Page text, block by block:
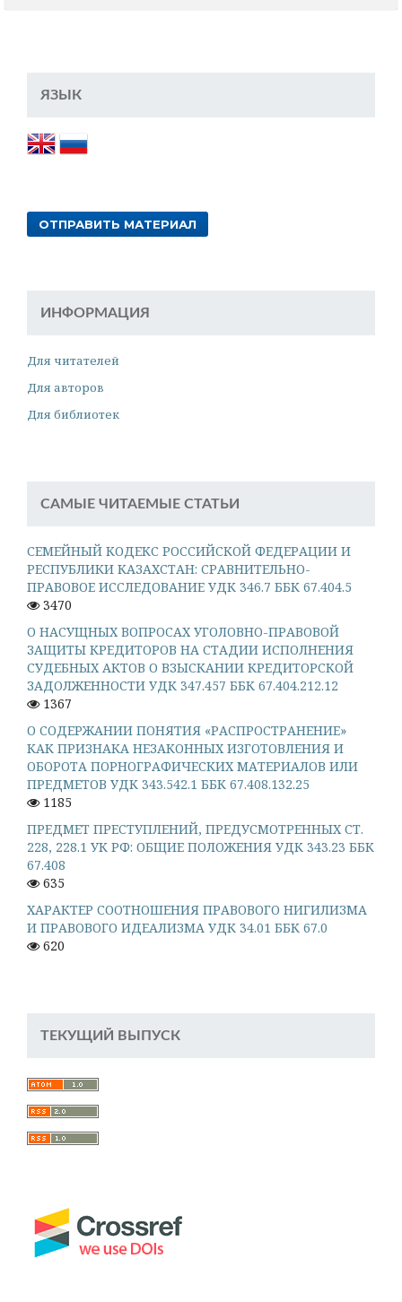
ЯЗЫК
ОТПРАВИТЬ МАТЕРИАЛ
ИНФОРМАЦИЯ
Для читателей
Для авторов
Для библиотек
САМЫЕ ЧИТАЕМЫЕ СТАТЬИ
СЕМЕЙНЫЙ КОДЕКС РОССИЙСКОЙ ФЕДЕРАЦИИ И
РЕСПУБЛИКИ КАЗАХСТАН: СРАВНИТЕЛЬНО-
ПРАВОВОЕ ИССЛЕДОВАНИЕ УДК 346.7 ББК 67.404.5
3470
О НАСУЩНЫХ ВОПРОСАХ УГОЛОВНО-ПРАВОВОЙ
ЗАЩИТЫ КРЕДИТОРОВ НА СТАДИИ ИСПОЛНЕНИЯ
СУДЕБНЫХ АКТОВ О ВЗЫСКАНИИ КРЕДИТОРСКОЙ
ЗАДОЛЖЕННОСТИ УДК 347.457 ББК 67.404.212.12
1367
О СОДЕРЖАНИИ ПОНЯТИЯ «РАСПРОСТРАНЕНИЕ»
КАК ПРИЗНАКА НЕЗАКОННЫХ ИЗГОТОВЛЕНИЯ И
ОБОРОТА ПОРНОГРАФИЧЕСКИХ МАТЕРИАЛОВ ИЛИ
ПРЕДМЕТОВ УДК 343.542.1 ББК 67.408.132.25
1185
ПРЕДМЕТ ПРЕСТУПЛЕНИЙ, ПРЕДУСМОТРЕННЫХ СТ.
228, 228.1 УК РФ: ОБЩИЕ ПОЛОЖЕНИЯ УДК 343.23 ББК
67.408
635
ХАРАКТЕР СООТНОШЕНИЯ ПРАВОВОГО НИГИЛИЗМА
И ПРАВОВОГО ИДЕАЛИЗМА УДК 34.01 ББК 67.0
620
ТЕКУЩИЙ ВЫПУСК